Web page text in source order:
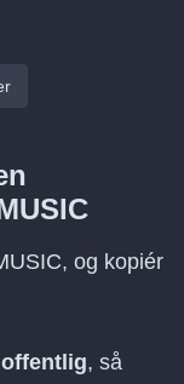
og kopiér
offentlig, så